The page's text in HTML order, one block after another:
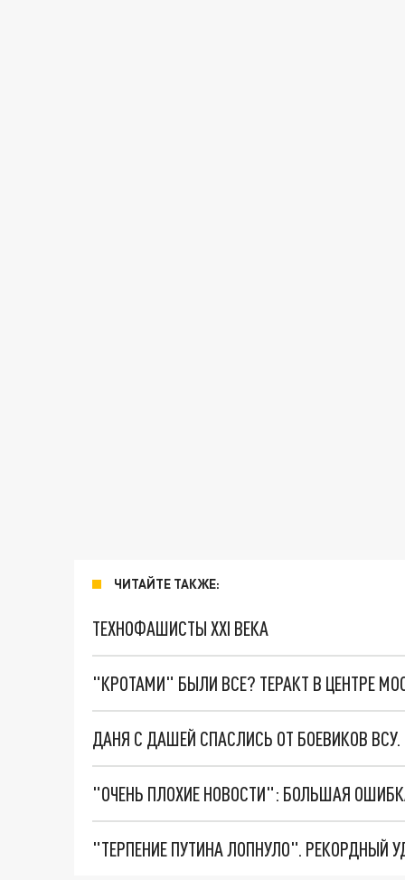
ЧИТАЙТЕ ТАКЖЕ:
ТЕХНОФАШИСТЫ XXI ВЕКА
"КРОТАМИ" БЫЛИ ВСЕ? ТЕРАКТ В ЦЕНТРЕ
ДАНЯ С ДАШЕЙ СПАСЛИСЬ ОТ БОЕВИКОВ